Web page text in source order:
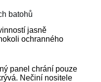
batohů
jasně
ochranného
panel chrání pouze
Nečiní nositele